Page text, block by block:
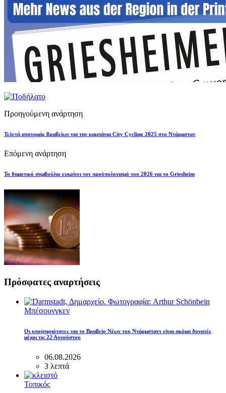
Προηγούμενη ανάρτηση
Τελετή απονομής βραβείων για την καμπάνια City Cycling 2025 στο Ντάρμστατ
Επόμενη ανάρτηση
Το δημοτικό συμβούλιο εγκρίνει τον προϋπολογισμό του 2026 για το Griesheim
Πρόσφατες αναρτήσεις
Μπέσουνγκεν
Οι υποψηφιότητες για το Βραβείο Νέων του Ντάρμσταντ είναι ακόμη δυνατές
μέχρι τις 22 Αυγούστου
06.08.2026
3 λεπτά
Τοπικός